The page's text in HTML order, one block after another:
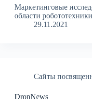
Маркетинговые
области
29.11.2021
Сайты
DronNews